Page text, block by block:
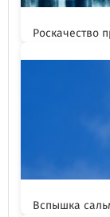
Роскачество
Вспышка